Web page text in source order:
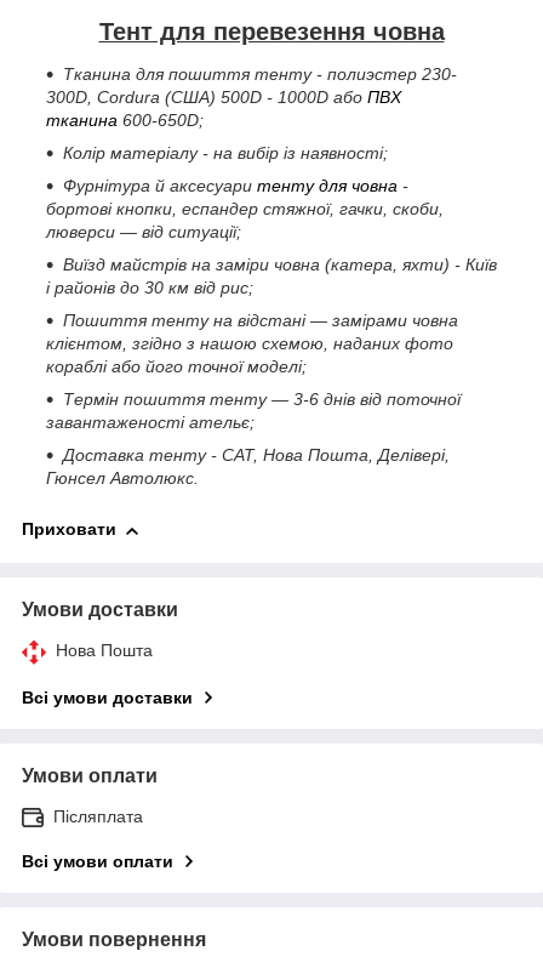
Тент для перевезення човна
Тканина для пошиття тенту - полиэстер 230-
300D, Cordura (США) 500D - 1000D або ПВХ
тканина 600-650D;
Колір матеріалу - на вибір із наявності;
Фурнітура й аксесуари тенту для човна -
бортові кнопки, еспандер стяжної, гачки, скоби,
люверси — від ситуації;
Виїзд майстрів на заміри човна (катера, яхти) - Київ
і районів до 30 км від рис;
Пошиття тенту на відстані — замірами човна
клієнтом, згідно з нашою схемою, наданих фото
кораблі або його точної моделі;
Термін пошиття тенту — 3-6 днів від поточної
завантаженості ательє;
Доставка тенту - САТ, Нова Пошта, Делівері,
Гюнсел Автолюкс.
Приховати
Умови доставки
Нова Пошта
Всі умови доставки
Умови оплати
Післяплата
Всі умови оплати
Умови повернення